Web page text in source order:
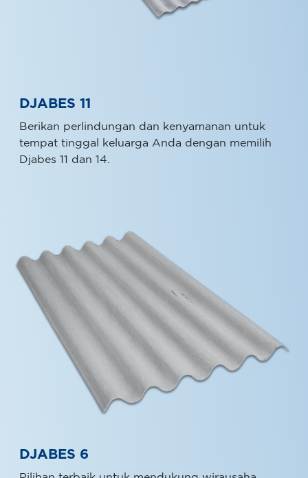
DJABES 11
Berikan perlindungan dan kenyamanan untuk
tempat tinggal keluarga Anda dengan memilih
Djabes 11 dan 14.
DJABES 6
Pilihan terbaik untuk mendukung wirausaha